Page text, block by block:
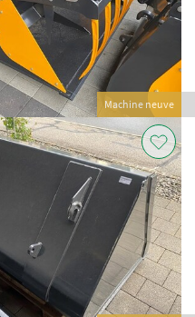
Machine neuve